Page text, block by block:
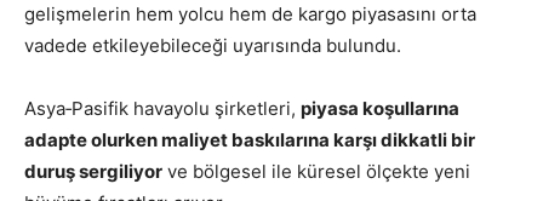
gelişmelerin hem yolcu hem de kargo piyasasını orta
vadede etkileyebileceği uyarısında bulundu.
Asya‑Pasifik havayolu şirketleri, piyasa koşullarına
adapte olurken maliyet baskılarına karşı dikkatli bir
duruş sergiliyor ve bölgesel ile küresel ölçekte yeni